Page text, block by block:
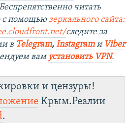
читать
помощью зеркального сайта:
следите за
в Telegram, Instagramи Viber
вам установить VPN.
и цензуры!
Крым.Реалии
.